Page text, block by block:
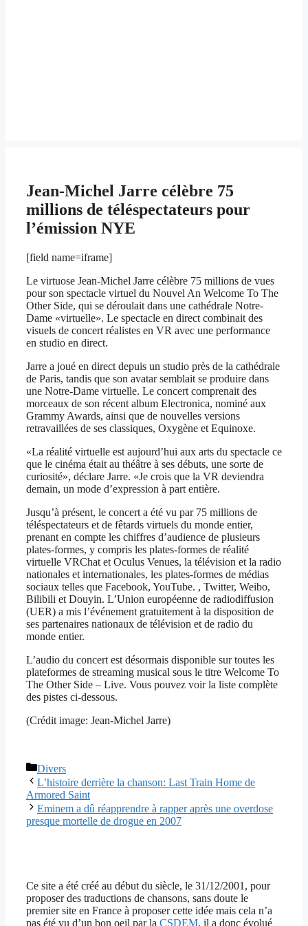
Jean-Michel Jarre célèbre 75
millions de téléspectateurs pour
l’émission NYE
[field name=iframe]
Le virtuose Jean-Michel Jarre célèbre 75 millions de vues
pour son spectacle virtuel du Nouvel An Welcome To The
Other Side, qui se déroulait dans une cathédrale Notre-
Dame «virtuelle». Le spectacle en direct combinait des
visuels de concert réalistes en VR avec une performance
en studio en direct.
Jarre a joué en direct depuis un studio près de la cathédrale
de Paris, tandis que son avatar semblait se produire dans
une Notre-Dame virtuelle. Le concert comprenait des
morceaux de son récent album Electronica, nominé aux
Grammy Awards, ainsi que de nouvelles versions
retravaillées de ses classiques, Oxygène et Equinoxe.
«La réalité virtuelle est aujourd’hui aux arts du spectacle ce
que le cinéma était au théâtre à ses débuts, une sorte de
curiosité», déclare Jarre. «Je crois que la VR deviendra
demain, un mode d’expression à part entière.
Jusqu’à présent, le concert a été vu par 75 millions de
téléspectateurs et de fêtards virtuels du monde entier,
prenant en compte les chiffres d’audience de plusieurs
plates-formes, y compris les plates-formes de réalité
virtuelle VRChat et Oculus Venues, la télévision et la radio
nationales et internationales, les plates-formes de médias
sociaux telles que Facebook, YouTube. , Twitter, Weibo,
Bilibili et Douyin. L’Union européenne de radiodiffusion
(UER) a mis l’événement gratuitement à la disposition de
ses partenaires nationaux de télévision et de radio du
monde entier.
L’audio du concert est désormais disponible sur toutes les
plateformes de streaming musical sous le titre Welcome To
The Other Side – Live. Vous pouvez voir la liste complète
des pistes ci-dessous.
(Crédit image: Jean-Michel Jarre)
Catégories
Divers
L’histoire derrière la chanson: Last Train Home de
Armored Saint
Eminem a dû réapprendre à rapper après une overdose
presque mortelle de drogue en 2007
Ce site a été créé au début du siècle, le 31/12/2001, pour
proposer des traductions de chansons, sans doute le
premier site en France à proposer cette idée mais cela n’a
pas été vu d’un bon oeil par la CSDEM, il a donc évolué